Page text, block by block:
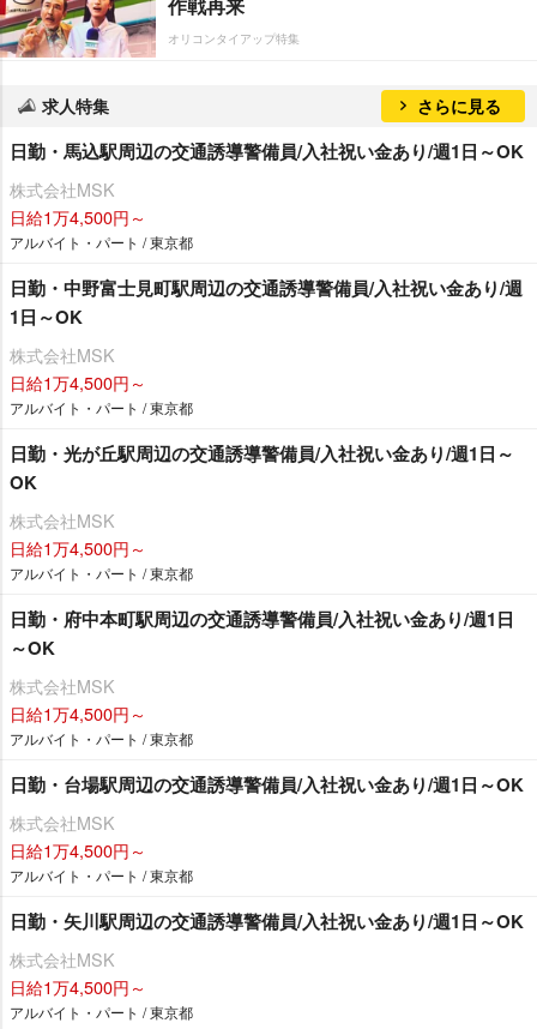
オリコンタイアップ特集
求人特集 さらに見る
日勤・馬込駅周辺の交通誘導警備員/入社祝い金あり/週1日～OK
株式会社MSK
日給1万4,500円～
アルバイト・パート / 東京都
日勤・中野富士見町駅周辺の交通誘導警備員/入社祝い金あり/週
1日～OK
株式会社MSK
日給1万4,500円～
アルバイト・パート / 東京都
日勤・光が丘駅周辺の交通誘導警備員/入社祝い金あり/週1日～
OK
株式会社MSK
日給1万4,500円～
アルバイト・パート / 東京都
日勤・府中本町駅周辺の交通誘導警備員/入社祝い金あり/週1日
～OK
株式会社MSK
日給1万4,500円～
アルバイト・パート / 東京都
日勤・台場駅周辺の交通誘導警備員/入社祝い金あり/週1日～OK
株式会社MSK
日給1万4,500円～
アルバイト・パート / 東京都
日勤・矢川駅周辺の交通誘導警備員/入社祝い金あり/週1日～OK
株式会社MSK
日給1万4,500円～
アルバイト・パート / 東京都